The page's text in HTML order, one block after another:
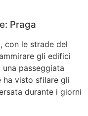
Praga
con le strade del
gli edifici
passeggiata
ha visto sfilare gli
durante i giorni